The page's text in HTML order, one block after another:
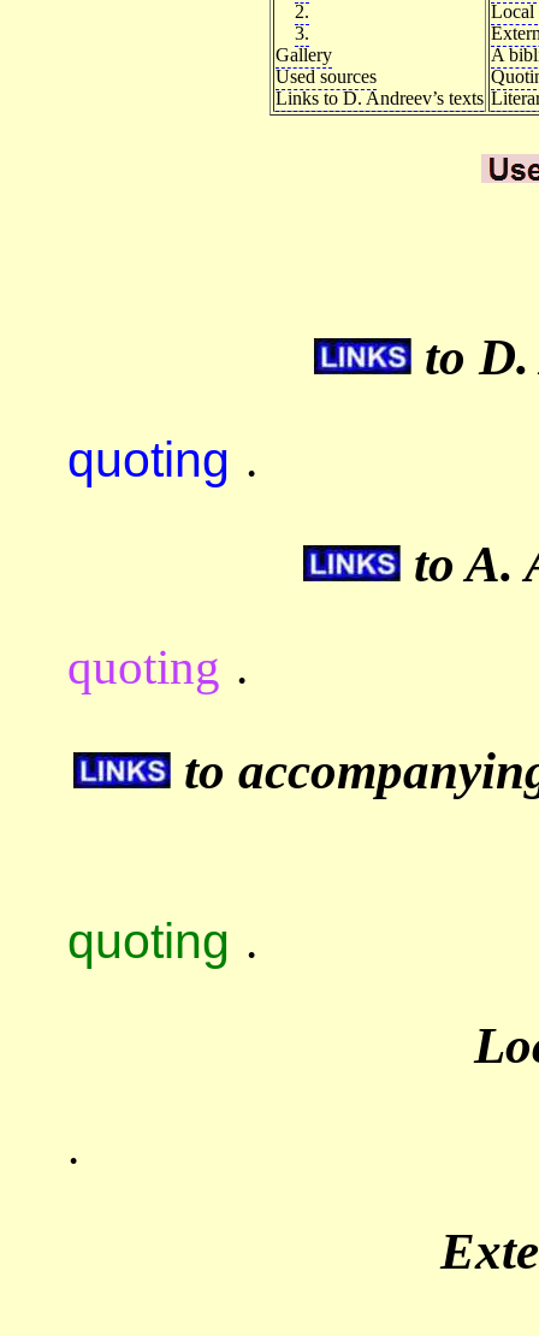
2.
3.
Gallery
Used sources
Links to D. Andreev’s texts
Local
A
to D.
quoting .
to A.
quoting .
to
quoting .
.